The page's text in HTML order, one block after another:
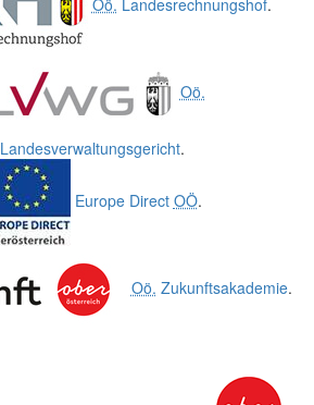
Oö.
Landesverwaltungsgericht.
Europe Direct OÖ.
Oö. Zukunftsakademie.